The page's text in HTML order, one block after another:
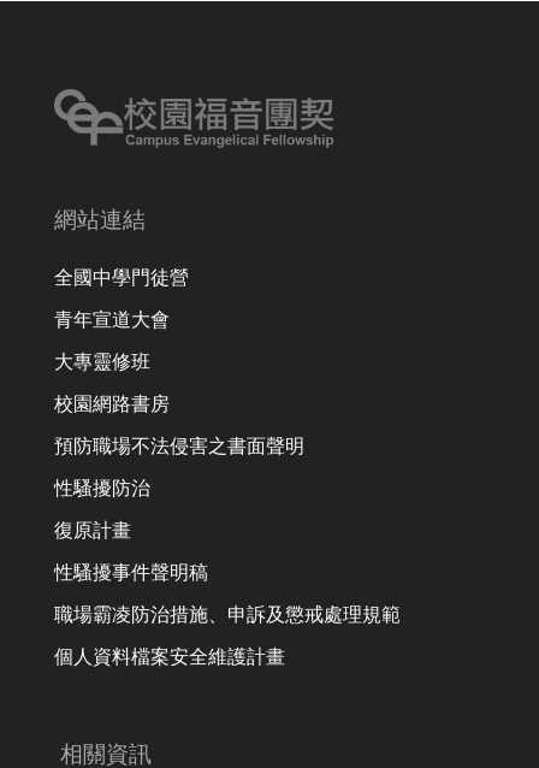
網站連結
全國中學門徒營
青年宣道大會
大專靈修班
校園網路書房
預防職場不法侵害之書面聲明
性騷擾防治
復原計畫
性騷擾事件聲明稿
職場霸凌防治措施、申訴及懲戒處理規範
個人資料檔案安全維護計畫
相關資訊